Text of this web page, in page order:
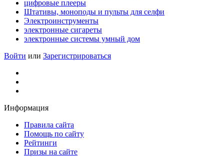
цифровые плееры
Штативы, моноподы и пульты для селфи
Электроинструменты
электронные сигареты
электронные системы умный дом
Войти или Зарегистрироваться
Информация
Правила сайта
Помощь по сайту
Рейтинги
Призы на сайте